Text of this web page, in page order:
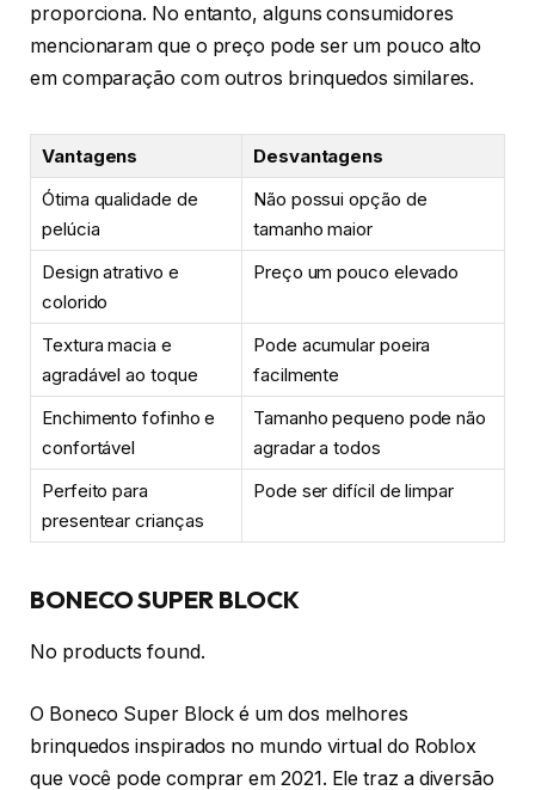
proporciona. No entanto, alguns consumidores
mencionaram que o preço pode ser um pouco alto
em comparação com outros brinquedos similares.
Vantagens
Desvantagens
Ótima qualidade de
pelúcia
Não possui opção de
tamanho maior
Design atrativo e
colorido
Preço um pouco elevado
Textura macia e
agradável ao toque
Pode acumular poeira
facilmente
Enchimento fofinho e
confortável
Tamanho pequeno pode não
agradar a todos
Perfeito para
presentear crianças
Pode ser difícil de limpar
BONECO SUPER BLOCK
No products found.
O Boneco Super Block é um dos melhores
brinquedos inspirados no mundo virtual do Roblox
que você pode comprar em 2021. Ele traz a diversão